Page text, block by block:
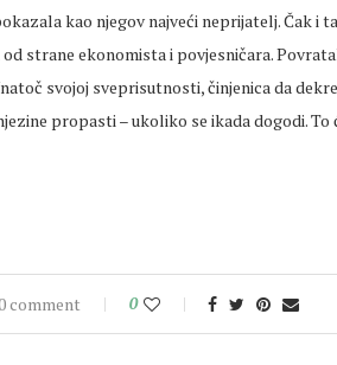
kao njegov najveći neprijatelj. Čak i
strane ekonomista i povjesničara.
svojoj sveprisutnosti, činjenica da
propasti – ukoliko se ikada dogodi. To
comment 0